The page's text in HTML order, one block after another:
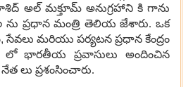
అల్ మక్తూమ్ అనుగ్రహాని కి గాను
ప్రధాన మంత్రి తెలియ జేశారు. ఒక
,సేవలు మరియు పర్యటన ప్రధాన కేంద్రం
భారతీయ ప్రవాసులు అందించిన
లు ప్రశంసించారు.